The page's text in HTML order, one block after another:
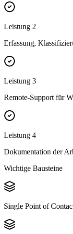
Leistung 2
Erfassung,
Leistung 3
Remote-Support für
Leistung 4
Dokumentation der
Wichtige Bausteine
Single Point of